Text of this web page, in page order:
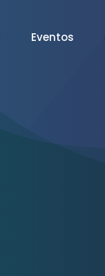
Eventos